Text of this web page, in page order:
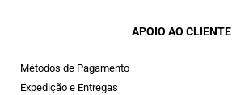
APOIO AO CLIENTE
Métodos de Pagamento
Expedição e Entregas